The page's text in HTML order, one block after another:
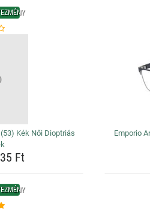
Kék Női Dioptriás
Ft
Emporio